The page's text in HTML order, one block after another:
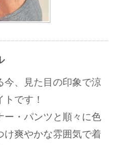
今、見た目の印象で涼
です！
ー・パンツと順々に色
け爽やかな雰囲気で着